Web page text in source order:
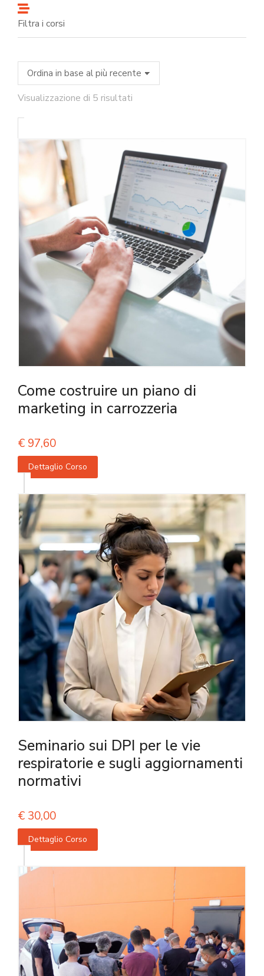
Filtra i corsi
Visualizzazione di 5 risultati
Come costruire un piano di
marketing in carrozzeria
€ 97,60
Dettaglio Corso
Seminario sui DPI per le vie
respiratorie e sugli aggiornamenti
normativi
€ 30,00
Dettaglio Corso